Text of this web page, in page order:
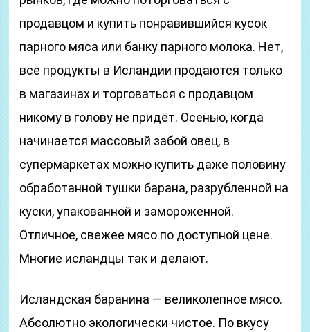
продавцом и купить понравившийся кусок
парного мяса или банку парного молока. Нет,
все продукты в Исландии продаются только
в магазинах и торговаться с продавцом
никому в голову не придёт. Осенью, когда
начинается массовый забой овец, в
супермаркетах можно купить даже половину
обработанной тушки барана, разрубленной на
куски, упакованной и замороженной.
Отличное, свежее мясо по доступной цене.
Многие исландцы так и делают.
Исландская баранина — великолепное мясо.
Абсолютно экологически чистое. По вкусу